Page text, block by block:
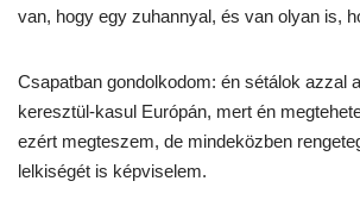
van, hogy egy zuhannyal, és van olyan is,
Csapatban gondolkodom: én sétálok azzal
keresztül-kasul Európán, mert én
ezért megteszem, de mindeközben
lelkiségét is képviselem.